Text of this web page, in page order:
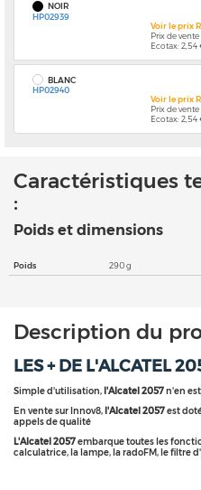
NOIR
HP02939
Voir le prix
Prix de
Ecotax: 2,54
BLANC
HP02940
Voir le prix
Prix de
Ecotax: 2,54
Caractéristiques
:
Poids et dimensions
Poids 290 g
Description du
LES + DE L'ALCATEL
Simple d'utilisation, l'Alcatel 2057n'en
En vente sur Innov8, l'Alcatel 2057est
appels de qualité
L'Alcatel 2057embarque toutes les
calculatrice, la lampe, la radoFM, le filtre